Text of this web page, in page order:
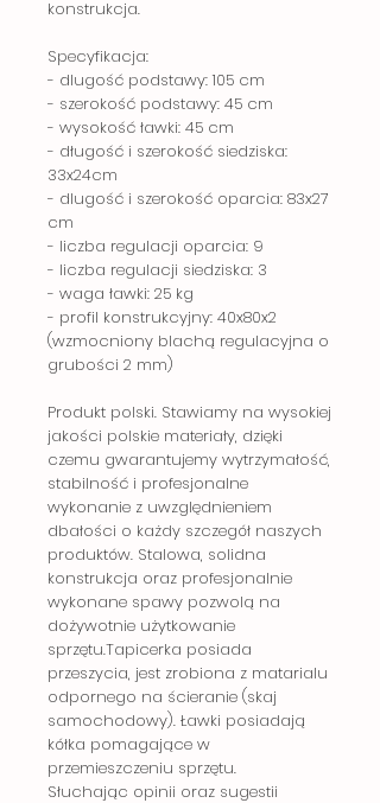
konstrukcja.
Specyfikacja:
- dlugość podstawy: 105 cm
- szerokość podstawy: 45 cm
- wysokość ławki: 45 cm
- długość i szerokość siedziska:
33x24cm
- dlugość i szerokość oparcia: 83x27
cm
- liczba regulacji oparcia: 9
- liczba regulacji siedziska: 3
- waga ławki: 25 kg
- profil konstrukcyjny: 40x80x2
(wzmocniony blachą regulacyjna o
grubości 2 mm)
Produkt polski. Stawiamy na wysokiej
jakości polskie materiały, dzięki
czemu gwarantujemy wytrzymałość,
stabilność i profesjonalne
wykonanie z uwzględnieniem
dbałości o każdy szczegół naszych
produktów. Stalowa, solidna
konstrukcja oraz profesjonalnie
wykonane spawy pozwolą na
dożywotnie użytkowanie
sprzętu.Tapicerka posiada
przeszycia, jest zrobiona z matarialu
odpornego na ścieranie (skaj
samochodowy). Ławki posiadają
kółka pomagające w
przemieszczeniu sprzętu.
Słuchając opinii oraz sugestii